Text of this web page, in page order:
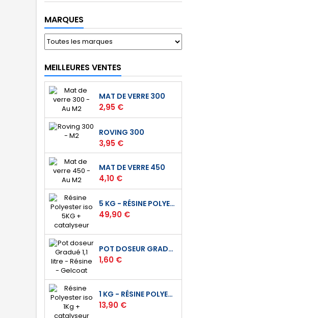
MARQUES
MEILLEURES VENTES
MAT DE VERRE 300
Prix
2,95 €
ROVING 300
Prix
3,95 €
MAT DE VERRE 450
Prix
4,10 €
5 KG - RÉSINE POLYESTER ISO DE STRATIFICATION
Prix
49,90 €
POT DOSEUR GRADUÉ 1,1 LITRE - RÉSINE - GELCOAT
Prix
1,60 €
1 KG - RÉSINE POLYESTER ISO DE STRATIFICATION
Prix
13,90 €